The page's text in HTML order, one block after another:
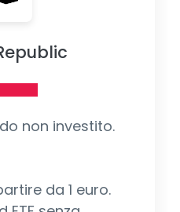
non investito.
da 1 euro.